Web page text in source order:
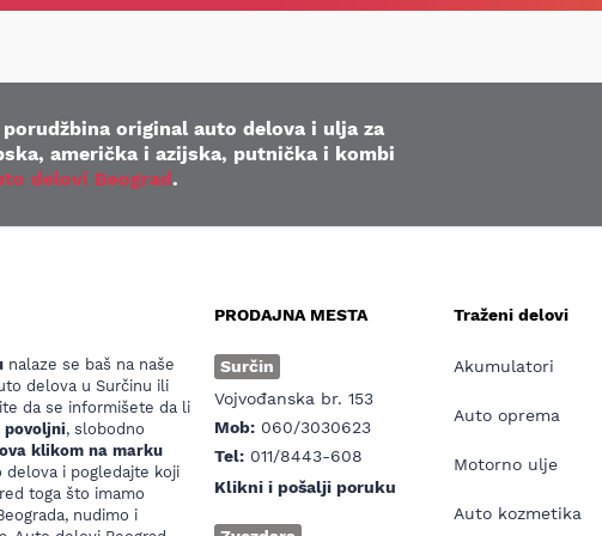
original auto delova i ulja za
američka i azijska, putnička i kombi
delovi Beograd.
nalaze se baš na naše
delova u Surčinu ili
da se informišete da li
, slobodno
klikom na marku
i pogledajte koji
toga što imamo
nudimo i
PRODAJNA MESTA
Surčin
Vojvođanska br. 153
Mob: 060/3030623
Tel: 011/8443-608
Klikni i pošalji poruku
Traženi delovi
Akumulatori
Auto oprema
Motorno ulje
Auto kozmetika